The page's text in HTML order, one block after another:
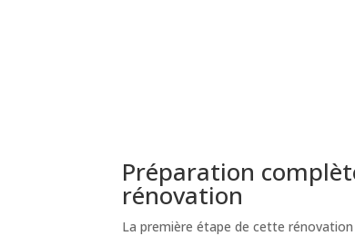
Préparation
rénovation
La première étape de cette